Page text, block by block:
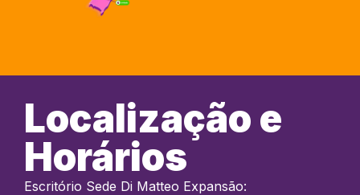
Localização e
Horários
Escritório Sede Di Matteo Expansão: